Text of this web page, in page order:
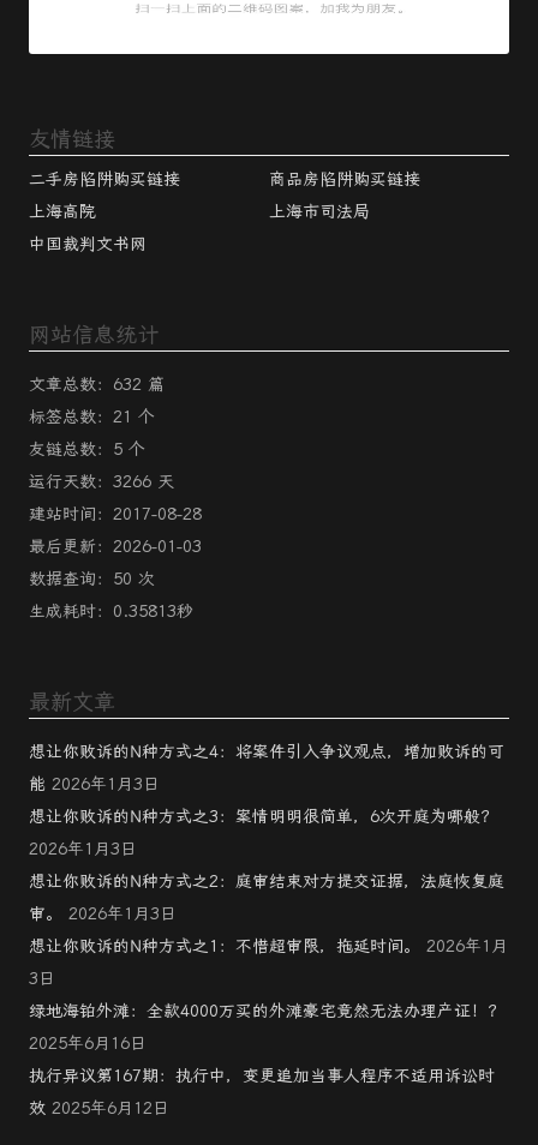
友情链接
二手房陷阱购买链接
商品房陷阱购买链接
上海高院
上海市司法局
中国裁判文书网
网站信息统计
文章总数：632 篇
标签总数：21 个
友链总数：5 个
运行天数：3266 天
建站时间：2017-08-28
最后更新：2026-01-03
数据查询：50 次
生成耗时：0.35813秒
最新文章
想让你败诉的N种方式之4：将案件引入争议观点，增加败诉的可
能 2026年1月3日
想让你败诉的N种方式之3：案情明明很简单，6次开庭为哪般？
2026年1月3日
想让你败诉的N种方式之2：庭审结束对方提交证据，法庭恢复庭
审。
2026年1月3日
想让你败诉的N种方式之1：不惜超审限，拖延时间。
2026年1月
3日
绿地海铂外滩：全款4000万买的外滩豪宅竟然无法办理产证！？
2025年6月16日
执行异议第167期：执行中，变更追加当事人程序不适用诉讼时
效 2025年6月12日